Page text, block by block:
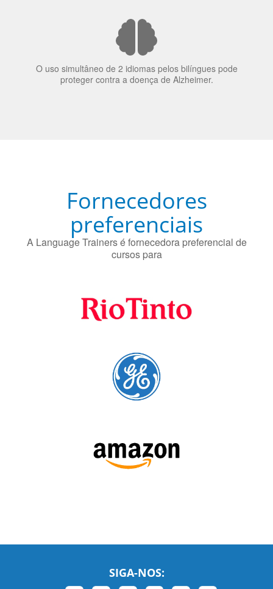
O uso simultâneo de 2 idiomas pelos bilíngues pode
proteger contra a doença de Alzheimer.
Fornecedores
preferenciais
A Language Trainers é fornecedora preferencial de
cursos para